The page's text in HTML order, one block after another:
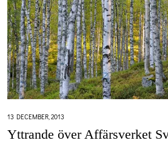
13 DECEMBER, 2013
Yttrande över Affärsverket